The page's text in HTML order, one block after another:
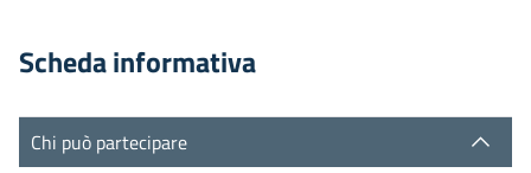
Scheda informativa
Chi può partecipare